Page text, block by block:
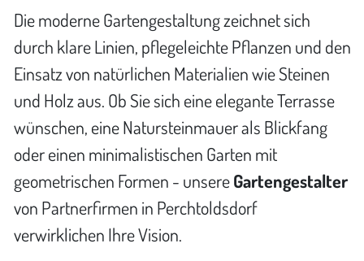
Die moderne Gartengestaltung zeichnet sich
durch klare Linien, pflegeleichte Pflanzen und den
Einsatz von natürlichen Materialien wie Steinen
und Holz aus. Ob Sie sich eine elegante Terrasse
wünschen, eine Natursteinmauer als Blickfang
oder einen minimalistischen Garten mit
geometrischen Formen - unsereGartengestalter
von Partnerfirmen in Perchtoldsdorf
verwirklichen Ihre Vision.